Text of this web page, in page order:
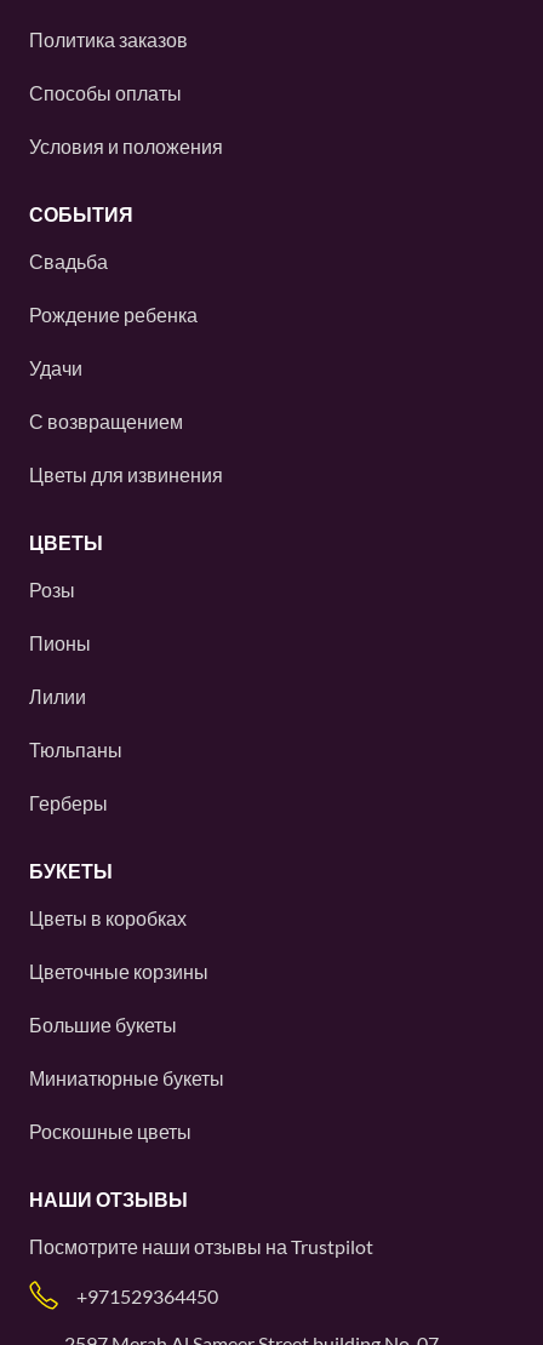
Политика заказов
Способы оплаты
Условия и положения
СОБЫТИЯ
Свадьба
Рождение ребенка
Удачи
С возвращением
Цветы для извинения
ЦВЕТЫ
Розы
Пионы
Лилии
Тюльпаны
Герберы
БУКЕТЫ
Цветы в коробках
Цветочные корзины
Большие букеты
Миниатюрные букеты
Роскошные цветы
НАШИ ОТЗЫВЫ
Посмотрите наши отзывы на Trustpilot
+971529364450